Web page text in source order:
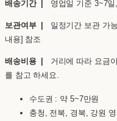
배송기간 | 영업일 기준 3~7일
보관여부 | 일정기간 보관 가
내용] 참조
배송비용 | 거리에 따라 요금
를 참고 하세요.
수도권 : 약 5~7만원
충청, 전북, 경북, 강원